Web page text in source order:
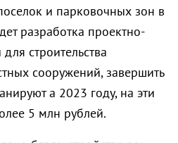
и парковочных зон в
разработка проектно-
строительства
сооружений, завершить
а 2023 году, на эти
5 млн рублей.